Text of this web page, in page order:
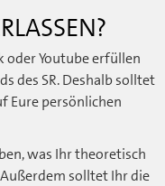
oder Youtube erfüllen
des SR. Deshalb solltet
Eure persönlichen
was Ihr theoretisch
solltet Ihr die